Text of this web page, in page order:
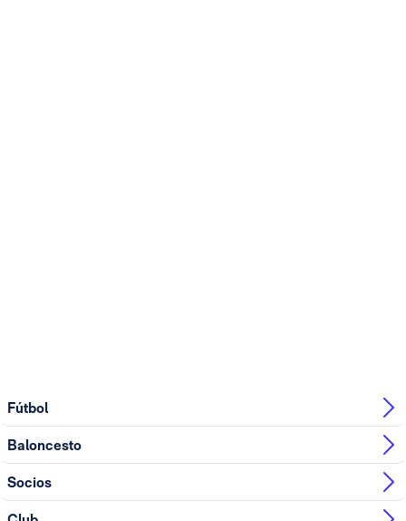
Fútbol
Baloncesto
Socios